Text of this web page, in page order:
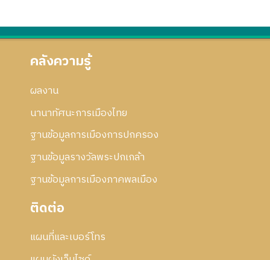
คลังความรู้
ผลงาน
นานาทัศนะการเมืองไทย
ฐานข้อมูลการเมืองการปกครอง
ฐานข้อมูลรางวัลพระปกเกล้า
ฐานข้อมูลการเมืองภาคพลเมือง
ติดต่อ
แผนที่และเบอร์โทร